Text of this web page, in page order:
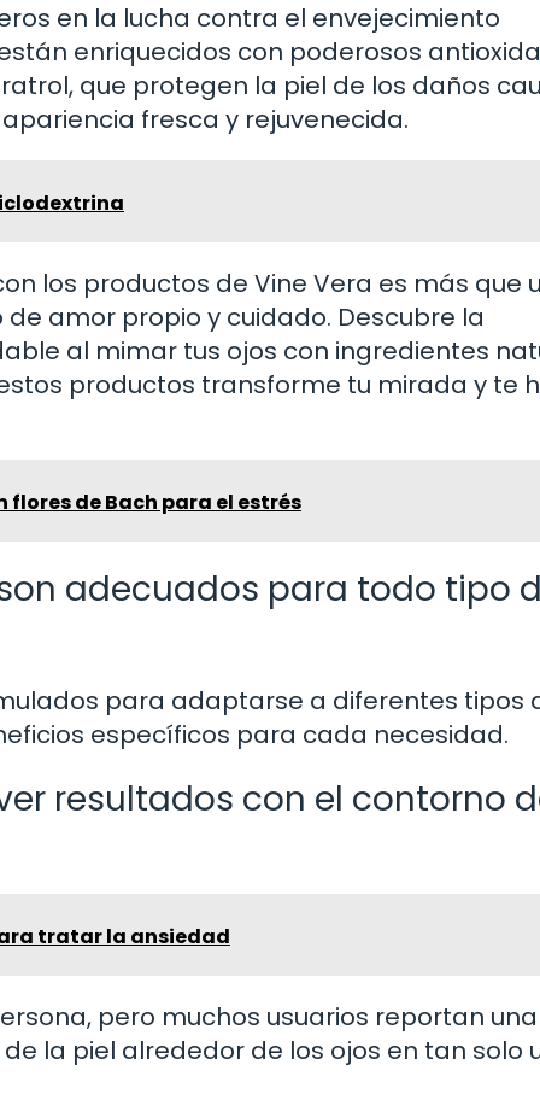
en la lucha contra el envejecimiento
enriquecidos con poderosos
que protegen la piel de los daños
fresca y rejuvenecida.
los productos de Vine Vera es más que
amor propio y cuidado. Descubre la
al mimar tus ojos con ingredientes
productos transforme tu mirada y te
de Bach para el estrés
adecuados para todo tipo
para adaptarse a diferentes tipos
específicos para cada necesidad.
resultados con el contorno
tratar la ansiedad
pero muchos usuarios reportan una
la piel alrededor de los ojos en tan solo